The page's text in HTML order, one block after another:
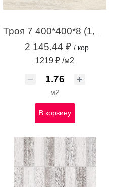
2 145.44 ₽ / кор
1219 ₽ /м2
м2
В корзину